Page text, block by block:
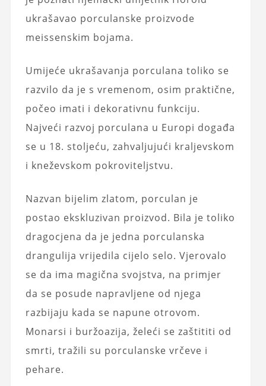
ukrašavao porculanske proizvode
meissenskim bojama.
Umijeće ukrašavanja porculana toliko se
razvilo da je s vremenom, osim praktične,
počeo imati i dekorativnu funkciju.
Najveći razvoj porculana u Europi događa
se u 18. stoljeću, zahvaljujući kraljevskom
i kneževskom pokroviteljstvu.
Nazvan bijelim zlatom, porculan je
postao ekskluzivan proizvod. Bila je toliko
dragocjena da je jedna porculanska
drangulija vrijedila cijelo selo. Vjerovalo
se da ima magična svojstva, na primjer
da se posude napravljene od njega
razbijaju kada se napune otrovom.
Monarsi i buržoazija, želeći se zaštititi od
smrti, tražili su porculanske vrčeve i
pehare.